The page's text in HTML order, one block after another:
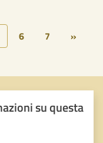
6 7 »
su questa